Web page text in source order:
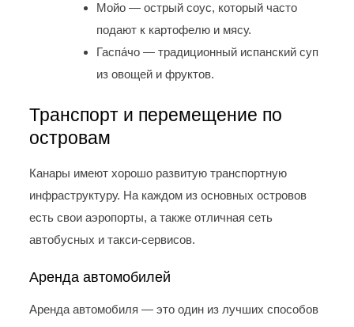
Мойо — острый соус, который часто
подают к картофелю и мясу.
Гаспа́чо — традиционный испанский суп
из овощей и фруктов.
Транспорт и перемещение по
островам
Канары имеют хорошо развитую транспортную
инфраструктуру. На каждом из основных островов
есть свои аэропорты, а также отличная сеть
автобусных и такси-сервисов.
Аренда автомобилей
Аренда автомобиля — это один из лучших способов